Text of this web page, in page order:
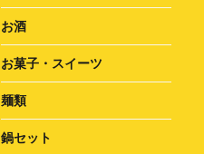
お酒
お菓子・スイーツ
麺類
鍋セット